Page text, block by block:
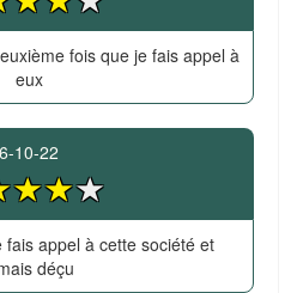
fois que je fais appel à
eux
10-22
fais appel à cette société et
déçu